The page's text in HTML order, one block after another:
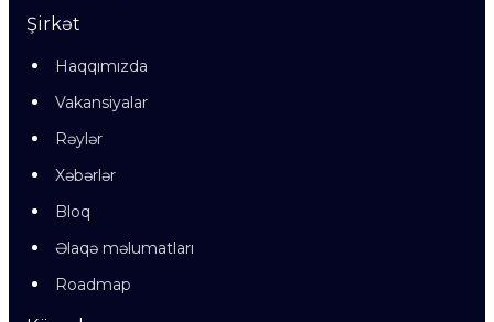
Şirkət
Haqqımızda
Vakansiyalar
Rəylər
Xəbərlər
Bloq
Əlaqə məlumatları
Roadmap